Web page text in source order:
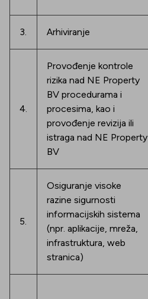
3. Arhiviranje
4.
Provođenje kontrole
rizika nad NE Property
BV procedurama i
procesima, kao i
provođenje revizija ili
istraga nad NE Property
BV
5.
Osiguranje visoke
razine sigurnosti
informacijskih sistema
(npr. aplikacije, mreža,
infrastruktura, web
stranica)